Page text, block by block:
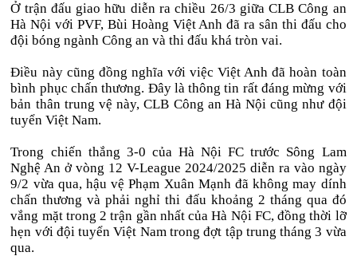
Ở trận đấu giao hữu diễn ra chiều 26/3 giữa CLB Công an
Hà Nội với PVF, Bùi Hoàng Việt Anh đã ra sân thi đấu cho
đội bóng ngành Công an và thi đấu khá tròn vai.
Điều này cũng đồng nghĩa với việc Việt Anh đã hoàn toàn
bình phục chấn thương. Đây là thông tin rất đáng mừng với
bản thân trung vệ này, CLB Công an Hà Nội cũng như đội
tuyển Việt Nam.
Trong chiến thắng 3-0 của Hà Nội FC trước Sông Lam
Nghệ An ở vòng 12 V-League 2024/2025 diễn ra vào ngày
9/2 vừa qua, hậu vệ Phạm Xuân Mạnh đã không may dính
chấn thương và phải nghỉ thi đấu khoảng 2 tháng qua đó
vắng mặt trong 2 trận gần nhất của Hà Nội FC, đồng thời lỡ
hẹn với đội tuyển Việt Nam trong đợt tập trung tháng 3 vừa
qua.